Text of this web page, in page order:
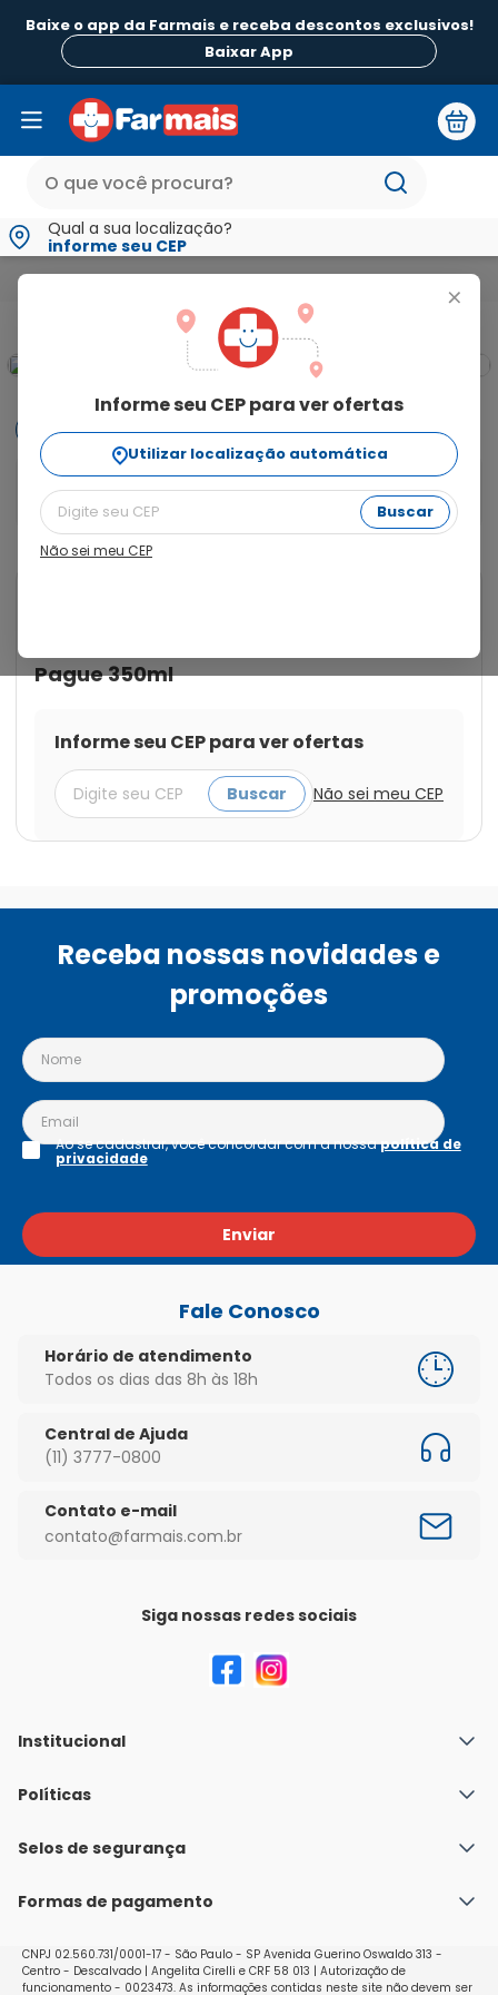
Baixe o app da Farmais e receba descontos exclusivos!
Baixar App
Qual a sua localização?
informe seu CEP
+
Informe seu CEP para ver ofertas
Utilizar localização automática
Buscar
Não sei meu CEP
Enxaguatórios
Informações
Enxaguante Bucal Antisséptico Listerine Cool Mint Leve
500ml Pague 350ml
Pague 350ml
Informe seu CEP para ver ofertas
Buscar Não sei meu CEP
Receba nossas novidades e
promoções
Enviar
Ao se cadastrar, você concordar com a nossapolítica de
privacidade
Fale Conosco
Horário de atendimento
Todos os dias das 8h às 18h
Central de Ajuda
(11) 3777-0800
Contato e-mail
contato@farmais.com.br
Siga nossas redes sociais
Institucional
Quem Somos
Nossas lojas
Políticas
Política de Envio
Políticas de Trocas e Devoluções
Selos de segurança
Formas de pagamento
CNPJ 02.560.731/0001-17 - São Paulo - SP Avenida Guerino Oswaldo 313 -
Centro - Descalvado | Angelita Cirelli e CRF 58 013 | Autorização de
funcionamento - 0023473. As informações contidas neste site não devem ser